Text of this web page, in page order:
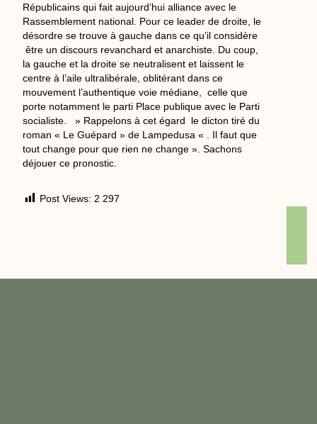
Républicains qui fait aujourd’hui alliance avec le
Rassemblement national. Pour ce leader de droite, le
désordre se trouve à gauche dans ce qu’il considère
être un discours revanchard et anarchiste. Du coup,
la gauche et la droite se neutralisent et laissent le
centre à l’aile ultralibérale, oblitérant dans ce
mouvement l’authentique voie médiane, celle que
porte notamment le parti Place publique avec le Parti
socialiste. » Rappelons à cet égard le dicton tiré du
roman « Le Guépard » de Lampedusa « . Il faut que
tout change pour que rien ne change ». Sachons
déjouer ce pronostic.
Post Views: 2 297